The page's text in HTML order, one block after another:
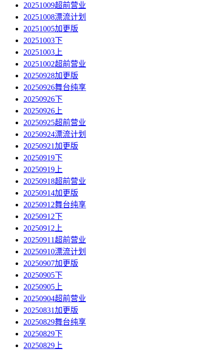
20251009超前营业
20251008漂流计划
20251005加更版
20251003下
20251003上
20251002超前营业
20250928加更版
20250926舞台纯享
20250926下
20250926上
20250925超前营业
20250924漂流计划
20250921加更版
20250919下
20250919上
20250918超前营业
20250914加更版
20250912舞台纯享
20250912下
20250912上
20250911超前营业
20250910漂流计划
20250907加更版
20250905下
20250905上
20250904超前营业
20250831加更版
20250829舞台纯享
20250829下
20250829上